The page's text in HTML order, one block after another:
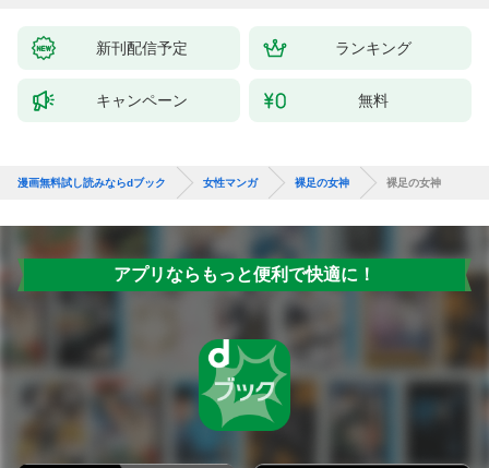
新刊配信予定 ランキング
キャンペーン 無料
漫画無料試し読みならdブック 女性マンガ 裸足の女神 裸足の女神
アプリならもっと便利で快適に！